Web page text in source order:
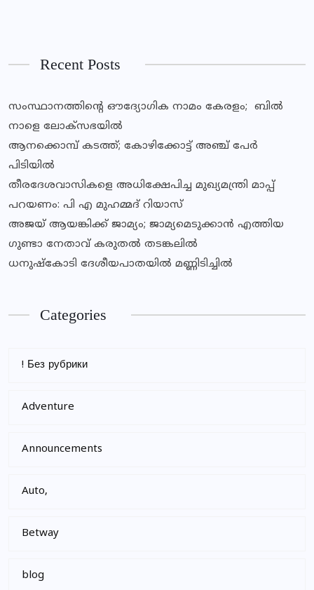
Recent Posts
സംസ്ഥാനത്തിന്‍റെ ഔദ്യോഗിക നാമം കേരളം; ബില്‍
നാളെ ലോക്സഭയില്‍
ആനക്കൊമ്പ് കടത്ത്; കോഴിക്കോട്ട് അഞ്ച് പേർ
പിടിയിൽ
തീരദേശവാസികളെ അധിക്ഷേപിച്ച മുഖ്യമന്ത്രി മാപ്പ്
പറയണം: പി എ മുഹമ്മദ് റിയാസ്
അജയ് ആയങ്കിക്ക് ജാമ്യം; ജാമ്യമെടുക്കാൻ എത്തിയ
ഗുണ്ടാ നേതാവ് കരുതൽ തടങ്കലിൽ
ധനുഷ്കോടി ദേശീയപാതയിൽ മണ്ണിടിച്ചിൽ
Categories
! Без рубрики
Adventure
Announcements
Auto,
Betway
blog